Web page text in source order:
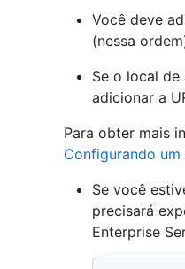
Você deve
(nessa
Se o local
adicionar a
Para obter mais
Configurando
Se você
precisará
Enterprise